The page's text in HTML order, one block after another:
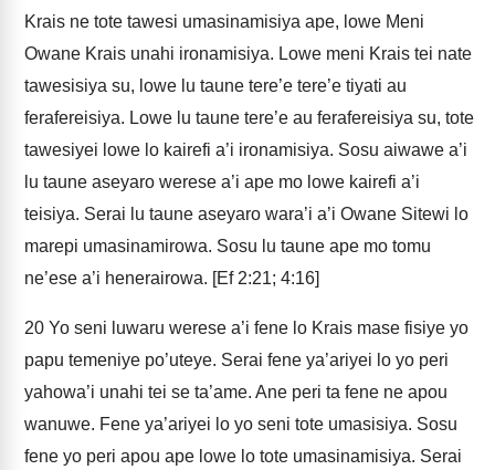
Krais ne tote tawesi umasinamisiya ape, lowe Meni
Owane Krais unahi ironamisiya. Lowe meni Krais tei nate
tawesisiya su, lowe lu taune tere’e tere’e tiyati au
ferafereisiya. Lowe lu taune tere’e au ferafereisiya su, tote
tawesiyei lowe lo kairefi a’i ironamisiya. Sosu aiwawe a’i
lu taune aseyaro werese a’i ape mo lowe kairefi a’i
teisiya. Serai lu taune aseyaro wara’i a’i Owane Sitewi lo
marepi umasinamirowa. Sosu lu taune ape mo tomu
ne’ese a’i henerairowa. [Ef 2:21; 4:16]
20 Yo seni luwaru werese a’i fene lo Krais mase fisiye yo
papu temeniye po’uteye. Serai fene ya’ariyei lo yo peri
yahowa’i unahi tei se ta’ame. Ane peri ta fene ne apou
wanuwe. Fene ya’ariyei lo yo seni tote umasisiya. Sosu
fene yo peri apou ape lowe lo tote umasinamisiya. Serai